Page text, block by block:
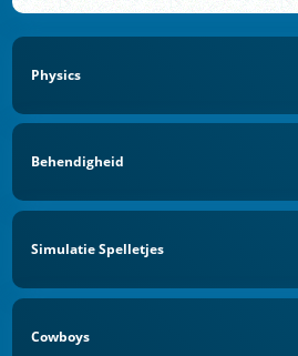
Physics
Behendigheid
Simulatie Spelletjes
Cowboys